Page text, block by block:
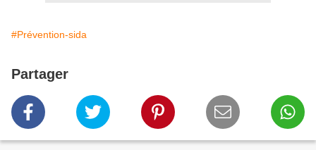
#Prévention-sida
Partager